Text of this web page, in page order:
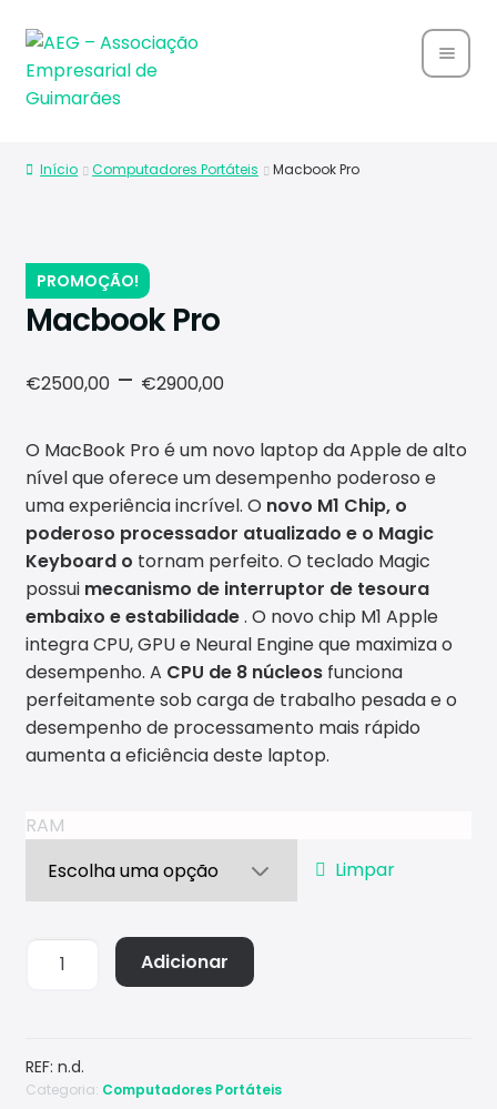
Notíci
as
Conta
ctos
Início Computadores Portáteis Macbook Pro
PROMOÇÃO!
Macbook Pro
€2500,00 – €2900,00Price
€2500,00
through
€2900,00
O MacBook Pro é um novo laptop da Apple de alto
nível que oferece um desempenho poderoso e
uma experiência incrível. O novo M1 Chip, o
poderoso processador atualizado e o Magic
Keyboard o tornam perfeito. O teclado Magic
possui mecanismo de interruptor de tesoura
embaixo e estabilidade. O novo chip M1 Apple
integra CPU, GPU e Neural Engine que maximiza o
desempenho. A CPU de 8 núcleosfunciona
perfeitamente sob carga de trabalho pesada e o
desempenho de processamento mais rápido
aumenta a eficiência deste laptop.
RAM
Limpar
Quantidade
Adicionar
REF: n.d.
Categoria: Computadores Portáteis